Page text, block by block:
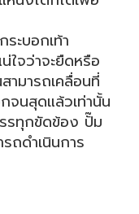
ะบอกเท้า
ใจว่าจะยืดหรือ
ามารถเคลื่อนที่
จนสุดแล้วเท่านั้น
รทุกขัดข้อง ปั๊ม
ถดำเนินการ